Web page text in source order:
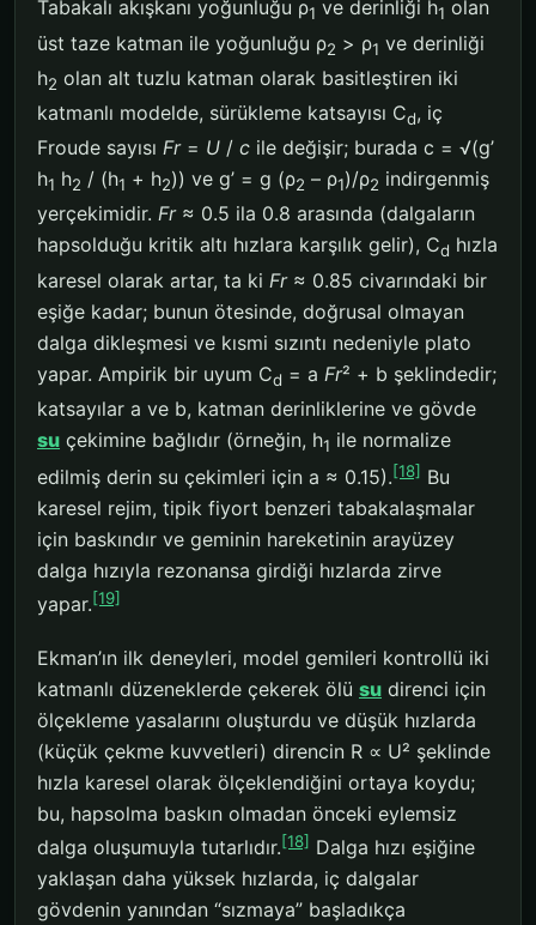
Tabakalı akışkanı yoğunluğu ρ1 ve derinliği h1 olan
üst taze katman ile yoğunluğu ρ2 > ρ1 ve derinliği
h2 olan alt tuzlu katman olarak basitleştiren iki
katmanlı modelde, sürükleme katsayısı Cd, iç
Froude sayısı Fr= U / c ile değişir; burada c = √(g’
h1 h2 / (h1 + h2)) ve g’ = g (ρ2 – ρ1)/ρ2 indirgenmiş
yerçekimidir. Fr≈ 0.5 ila 0.8 arasında (dalgaların
hapsolduğu kritik altı hızlara karşılık gelir), Cd hızla
karesel olarak artar, ta ki Fr≈ 0.85 civarındaki bir
eşiğe kadar; bunun ötesinde, doğrusal olmayan
dalga dikleşmesi ve kısmi sızıntı nedeniyle plato
yapar. Ampirik bir uyum Cd = a Fr² + b şeklindedir;
katsayılar a ve b, katman derinliklerine ve gövde
su çekimine bağlıdır (örneğin, h1 ile normalize
edilmiş derin su çekimleri için a ≈ 0.15).[18] Bu
karesel rejim, tipik fiyort benzeri tabakalaşmalar
için baskındır ve geminin hareketinin arayüzey
dalga hızıyla rezonansa girdiği hızlarda zirve
yapar.[19]
Ekman’ın ilk deneyleri, model gemileri kontrollü iki
katmanlı düzeneklerde çekerek ölü su direnci için
ölçekleme yasalarını oluşturdu ve düşük hızlarda
(küçük çekme kuvvetleri) direncin R ∝ U² şeklinde
hızla karesel olarak ölçeklendiğini ortaya koydu;
bu, hapsolma baskın olmadan önceki eylemsiz
dalga oluşumuyla tutarlıdır.[18] Dalga hızı eşiğine
yaklaşan daha yüksek hızlarda, iç dalgalar
gövdenin yanından “sızmaya” başladıkça